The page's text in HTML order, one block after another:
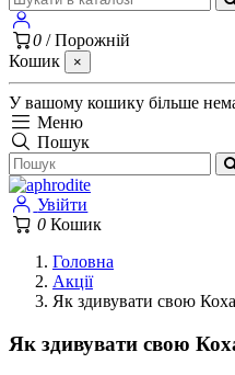
0 /Порожній
Кошик
×
У вашому кошику більше
Меню
Пошук
Увійти
0Кошик
Головна
Акції
Як здивувати свою
Як здивувати свою